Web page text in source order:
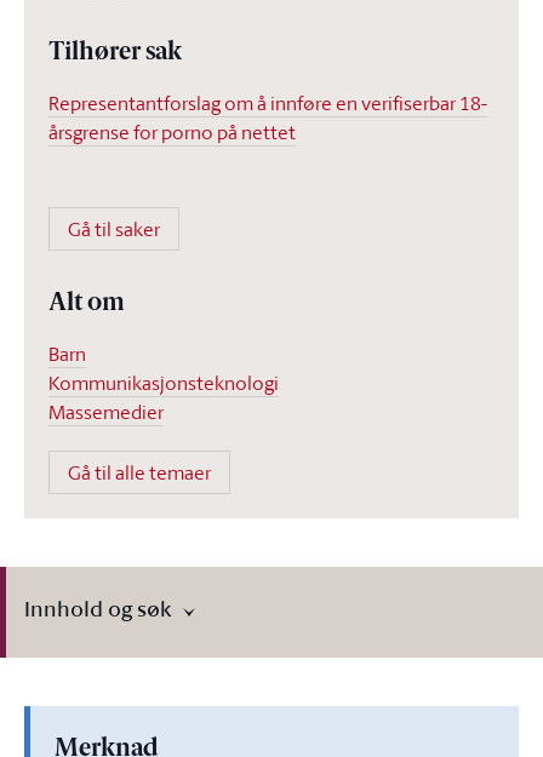
Tilhører sak
Representantforslag om å innføre en verifiserbar 18-
årsgrense for porno på nettet
Gå til saker
Alt om
Barn
Kommunikasjonsteknologi
Massemedier
Gå til alle temaer
Innhold og søk
Merknad